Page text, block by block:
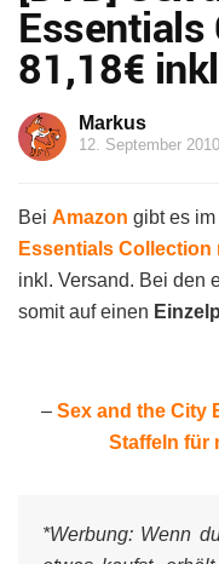
81,18€
Markus
12. September 2010
Bei Amazon gibt es
Essentials Collection
inkl. Versand. Bei den
somit auf einen
– Sex and the City
Staffeln für
*Werbung: Wenn